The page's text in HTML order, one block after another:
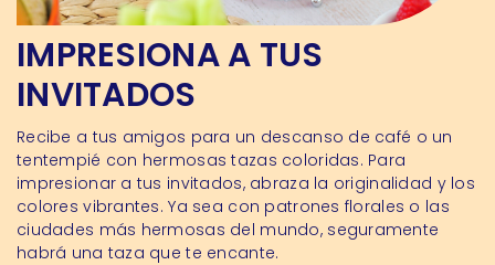
IMPRESIONA A TUS
INVITADOS
Recibe a tus amigos para un descanso de café o un
tentempié con hermosas tazas coloridas. Para
impresionar a tus invitados, abraza la originalidad y los
colores vibrantes. Ya sea con patrones florales o las
ciudades más hermosas del mundo, seguramente
habrá una taza que te encante.